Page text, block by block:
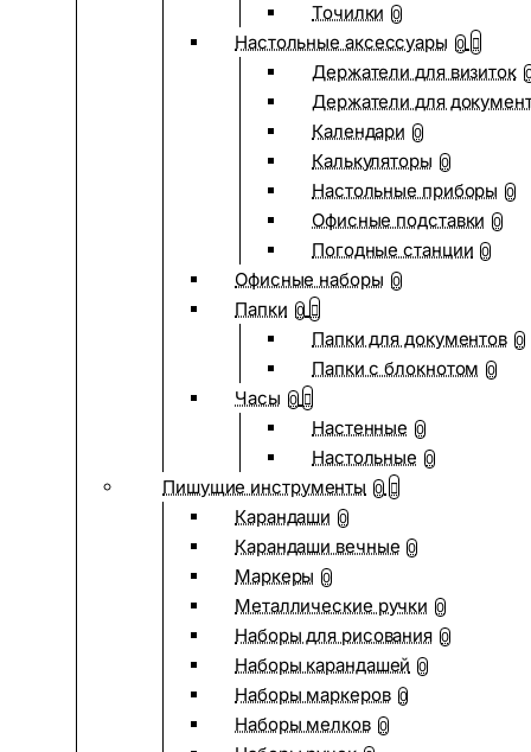
Точилки 0
Настольные аксессуары 0
Держатели для визиток
Держатели для
Календари 0
Калькуляторы 0
Настольные приборы 0
Офисные подставки 0
Погодные станции 0
Офисные наборы 0
Папки 0
Папки для документов 0
Папки с блокнотом 0
Часы 0
Настенные 0
Настольные 0
Пишущие инструменты 0
Карандаши 0
Карандаши вечные 0
Маркеры 0
Металлические ручки 0
Наборы для рисования 0
Наборы карандашей 0
Наборы маркеров 0
Наборы мелков 0